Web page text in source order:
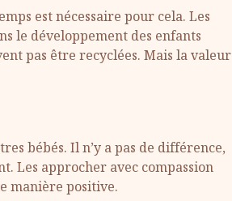
est nécessaire pour cela. Les
le développement des enfants
pas être recyclées. Mais la valeur
bébés. Il n’y a pas de différence,
Les approcher avec compassion
manière positive.